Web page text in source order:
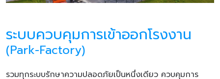
ระบบควบคุมการเข้าออกโรงงาน
(Park-Factory)
รวมทุกระบบรักษาความปลอดภัยเป็นหนึ่งเดียว ควบคุมการ